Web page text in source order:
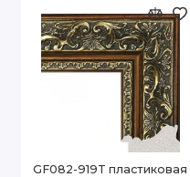
GF082-919T пластиковая